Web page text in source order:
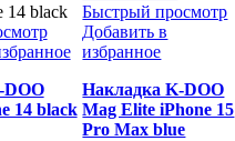
14 black
Быстрый просмотр
Добавить в
избранное
Накладка K-DOO
Mag Elite iPhone 15
Pro Max blue